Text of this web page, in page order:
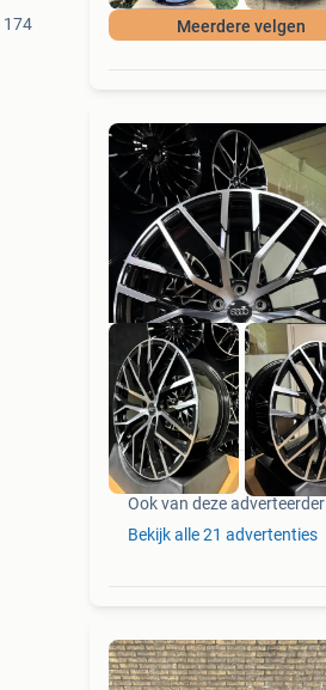
174 Meerdere velgen
Ook van deze adverteerder
Bekijk alle 21 advertenties